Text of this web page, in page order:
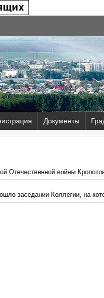
Документы
Отечественной войны
заседании Коллегии, на